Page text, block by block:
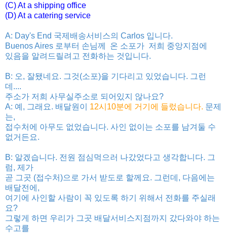
(C) At a shipping office
(D) At a catering service
A: Day's End 국제배송서비스의 Carlos 입니다.
Buenos Aires 로부터 손님께 온 소포가 저희 중앙지점에
있음을 알려드릴려고 전화하는 것입니다.
B: 오, 잘됐네요. 그것(소포)을 기다리고 있었습니다. 그런
데....
주소가 저희 사무실주소로 되어있지 않나요?
A: 예, 그래요. 배달원이 12시10분에 거기에 들렀습니다. 문제
는,
접수처에 아무도 없었습니다. 사인 없이는 소포를 남겨둘 수
없거든요.
B: 알겠습니다. 전원 점심먹으러 나갔었다고 생각합니다. 그
럼, 제가
곧 그곳 (접수처)으로 가서 받도로 할께요. 그런데, 다음에는
배달전에,
여기에 사인할 사람이 꼭 있도록 하기 위해서 전화를 주실래
요?
그렇게 하면 우리가 그곳 배달서비스지점까지 갔다와야 하는
수고를